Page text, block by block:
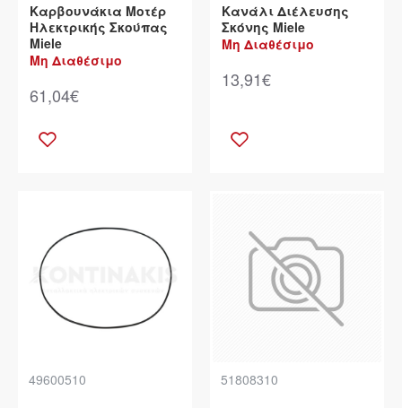
Καρβουνάκια Μοτέρ
Ηλεκτρικής Σκούπας
Miele
Μη Διαθέσιμο
61,04€
Κανάλι Διέλευσης
Σκόνης Miele
Μη Διαθέσιμο
13,91€
49600510 51808310